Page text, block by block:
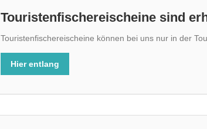
Touristenfischereischeine sind
Touristenfischereischeine können bei uns nur in der
Hier entlang